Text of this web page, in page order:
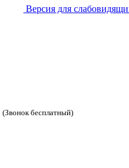
Версия для
(Звонок бесплатный)